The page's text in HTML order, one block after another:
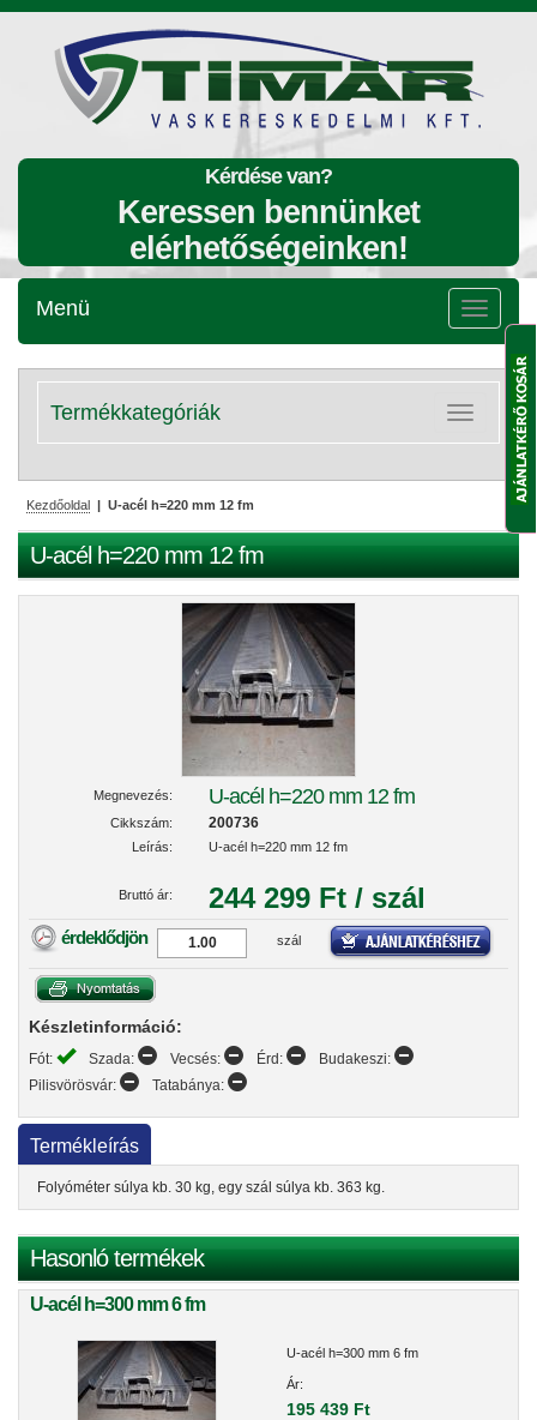
Kérdése van?
Keressen bennünket
elérhetőségeinken!
Menü
Menü
Kategóriák
lenyitása
Termékkategóriák
Kezdőoldal | U-acél h=220 mm 12 fm
U-acél h=220 mm 12 fm
Megnevezés: U-acél h=220 mm 12 fm
Cikkszám: 200736
Leírás: U-acél h=220 mm 12 fm
Bruttó ár: 244 299 Ft / szál
érdeklődjön szál
Készletinformáció:
Fót: Szada: Vecsés: Érd:
Budakeszi:
Pilisvörösvár:
Tatabánya:
Termékleírás
Folyóméter súlya kb. 30 kg, egy szál súlya kb. 363 kg.
Hasonló termékek
U-acél h=300 mm 6 fm
U-acél h=300 mm 6 fm
Ár:
195 439 Ft